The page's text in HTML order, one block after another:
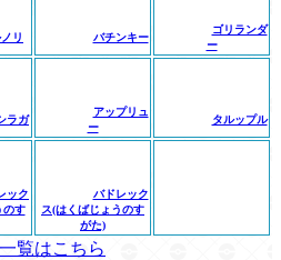
リ バチンキー
ゴリランダ
ー
ラガ
アップリュ
ー
タルップル
ック
のす
バドレック
ス(はくばじょうのす
がた)
覧はこちら